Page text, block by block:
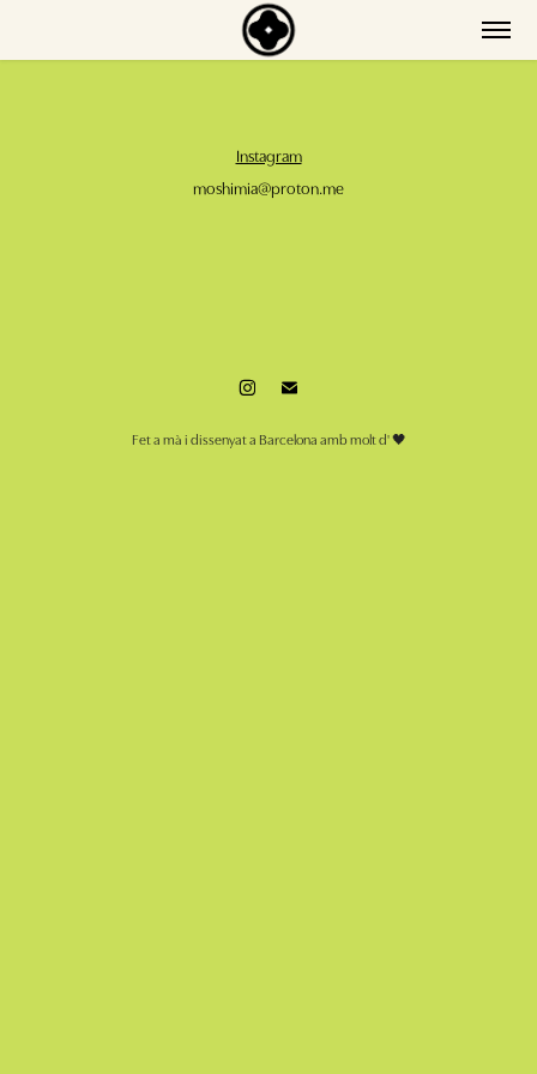
Instagram
moshimia@proton.me
Fet a mà i dissenyat a Barcelona amb molt d' 🖤